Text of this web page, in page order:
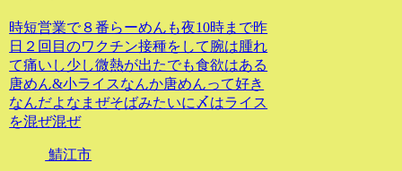
時短営業で８番らーめんも夜10時まで昨
日２回目のワクチン接種をして腕は腫れ
て痛いし少し微熱が出たでも食欲はある
唐めん&小ライスなんか唐めんって好き
なんだよなまぜそばみたいに〆はライス
を混ぜ混ぜ
鯖江市